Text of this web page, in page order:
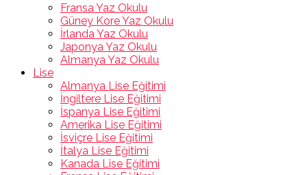
Fransa Yaz Okulu
Güney Kore Yaz Okulu
İrlanda Yaz Okulu
Japonya Yaz Okulu
Almanya Yaz Okulu
Lise
Almanya Lise Eğitimi
İngiltere Lise Eğitimi
İspanya Lise Eğitimi
Amerika Lise Eğitimi
İsviçre Lise Eğitimi
İtalya Lise Eğitimi
Kanada Lise Eğitimi